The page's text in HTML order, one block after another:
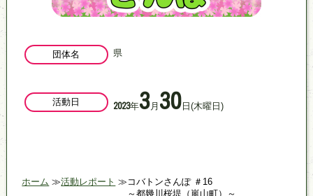
団体名 県
活動日 2023年3 月 30 日(木曜日)
ホーム 活動レポート
コバトンさんぽ ＃16
～都幾川桜堤（嵐山町）～